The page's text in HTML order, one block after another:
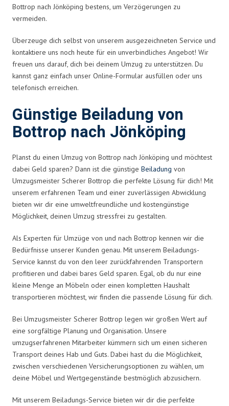
Bottrop nach Jönköping bestens, um Verzögerungen zu
vermeiden.
Überzeuge dich selbst von unserem ausgezeichneten Service und
kontaktiere uns noch heute für ein unverbindliches Angebot! Wir
freuen uns darauf, dich bei deinem Umzug zu unterstützen. Du
kannst ganz einfach unser Online-Formular ausfüllen oder uns
telefonisch erreichen.
Günstige Beiladung von
Bottrop nach Jönköping
Planst du einen Umzug von Bottrop nach Jönköping und möchtest
dabei Geld sparen? Dann ist die günstige Beiladung von
Umzugsmeister Scherer Bottrop die perfekte Lösung für dich! Mit
unserem erfahrenen Team und einer zuverlässigen Abwicklung
bieten wir dir eine umweltfreundliche und kostengünstige
Möglichkeit, deinen Umzug stressfrei zu gestalten.
Als Experten für Umzüge von und nach Bottrop kennen wir die
Bedürfnisse unserer Kunden genau. Mit unserem Beiladungs-
Service kannst du von den leer zurückfahrenden Transportern
profitieren und dabei bares Geld sparen. Egal, ob du nur eine
kleine Menge an Möbeln oder einen kompletten Haushalt
transportieren möchtest, wir finden die passende Lösung für dich.
Bei Umzugsmeister Scherer Bottrop legen wir großen Wert auf
eine sorgfältige Planung und Organisation. Unsere
umzugserfahrenen Mitarbeiter kümmern sich um einen sicheren
Transport deines Hab und Guts. Dabei hast du die Möglichkeit,
zwischen verschiedenen Versicherungsoptionen zu wählen, um
deine Möbel und Wertgegenstände bestmöglich abzusichern.
Mit unserem Beiladungs-Service bieten wir dir die perfekte